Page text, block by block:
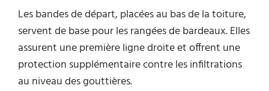
Les bandes de départ, placées au bas de la toiture,
servent de base pour les rangées de bardeaux. Elles
assurent une première ligne droite et offrent une
protection supplémentaire contre les infiltrations
au niveau des gouttières.